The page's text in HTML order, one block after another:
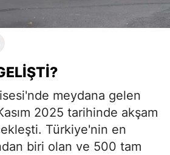
meydana gelen
2025 tarihinde akşam
Türkiye'nin en
biri olan ve 500 tam